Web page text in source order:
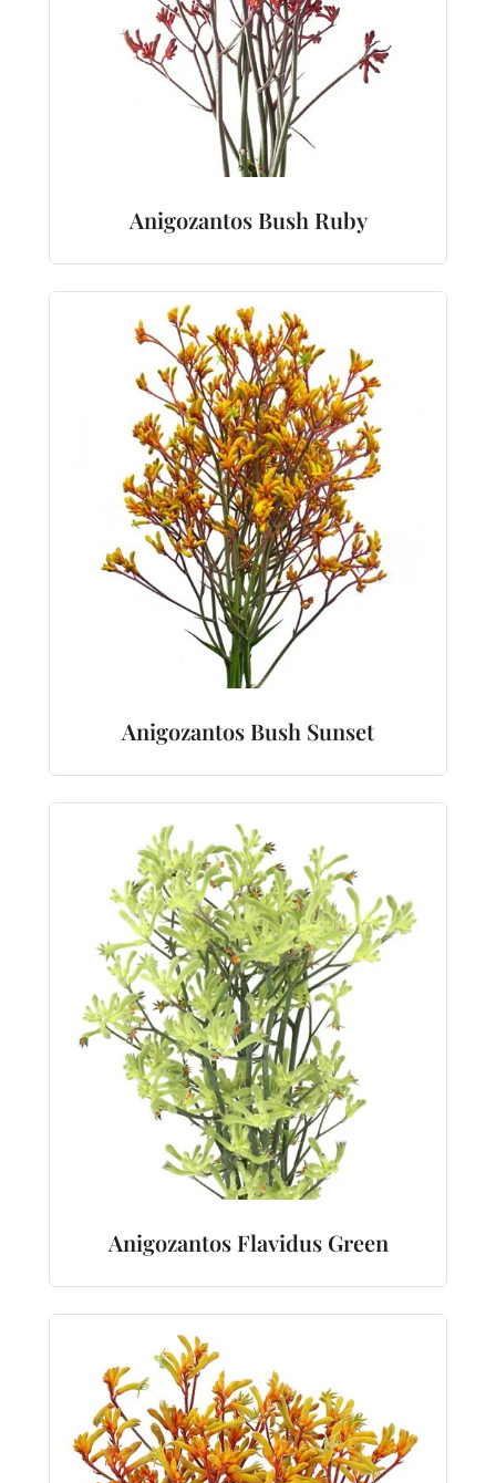
Anigozantos Bush Ruby
Anigozantos Bush Sunset
Anigozantos Flavidus Green